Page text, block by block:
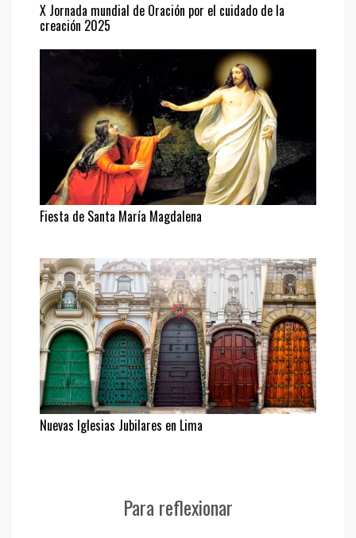
X Jornada mundial de Oración por el cuidado de la
creación 2025
Fiesta de Santa María Magdalena
Nuevas Iglesias Jubilares en Lima
Para reflexionar